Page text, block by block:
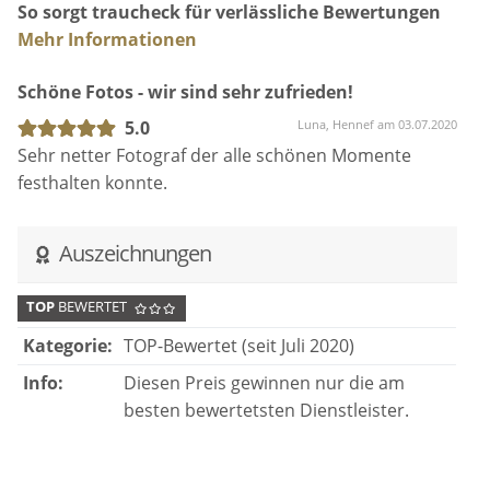
So sorgt traucheck für verlässliche Bewertungen
Mehr Informationen
Schöne Fotos - wir sind sehr zufrieden!
5.0
Luna, Hennef am 03.07.2020
Sehr netter Fotograf der alle schönen Momente
festhalten konnte.
Auszeichnungen
TOP BEWERTET
Kategorie: TOP-Bewertet (seit Juli 2020)
Info:
Diesen Preis gewinnen nur die am
besten bewertetsten Dienstleister.